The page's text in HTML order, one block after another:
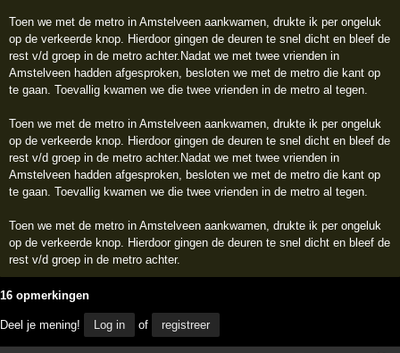
Toen we met de metro in Amstelveen aankwamen, drukte ik per ongeluk
op de verkeerde knop. Hierdoor gingen de deuren te snel dicht en bleef de
rest v/d groep in de metro achter.Nadat we met twee vrienden in
Amstelveen hadden afgesproken, besloten we met de metro die kant op
te gaan. Toevallig kwamen we die twee vrienden in de metro al tegen.
Toen we met de metro in Amstelveen aankwamen, drukte ik per ongeluk
op de verkeerde knop. Hierdoor gingen de deuren te snel dicht en bleef de
rest v/d groep in de metro achter.Nadat we met twee vrienden in
Amstelveen hadden afgesproken, besloten we met de metro die kant op
te gaan. Toevallig kwamen we die twee vrienden in de metro al tegen.
Toen we met de metro in Amstelveen aankwamen, drukte ik per ongeluk
op de verkeerde knop. Hierdoor gingen de deuren te snel dicht en bleef de
rest v/d groep in de metro achter.
16 opmerkingen
Deel je mening! Log in of registreer